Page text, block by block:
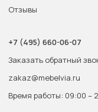
Отзывы
+7 (495) 660-06-07
Заказать обратный
zakaz@mebelvia.ru
Время работы: 09:00 –